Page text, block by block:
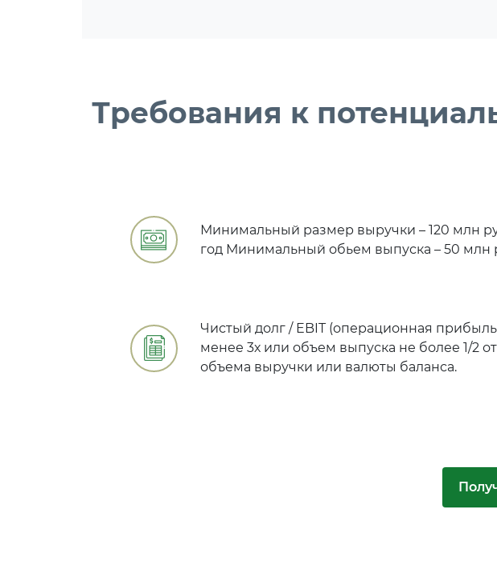
Требования к
Минимальный размер выручки – 120 млн
год Минимальный обьем выпуска – 50 млн
Чистый долг / EBIT (операционная
менее 3х или объем выпуска не более 1/2 от
объема выручки или валюты баланса.